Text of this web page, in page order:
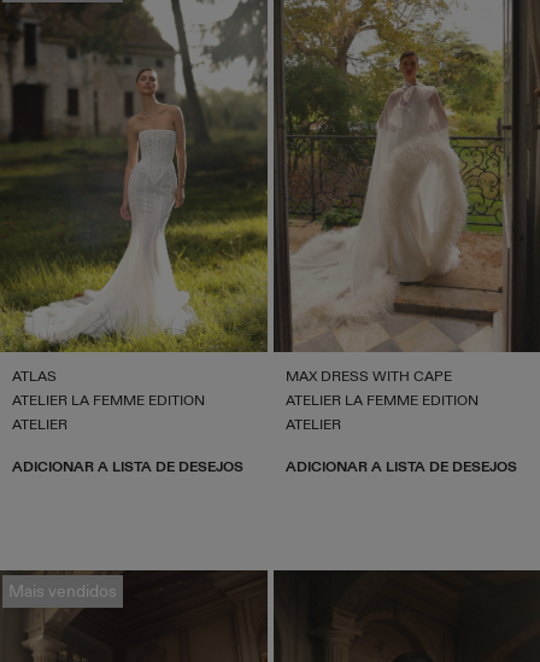
ATLAS
ATELIER LA FEMME EDITION
ATELIER
ADICIONAR A LISTA DE DESEJOS
MAX DRESS WITH CAPE
ATELIER LA FEMME EDITION
ATELIER
ADICIONAR A LISTA DE DESEJOS
Mais vendidos